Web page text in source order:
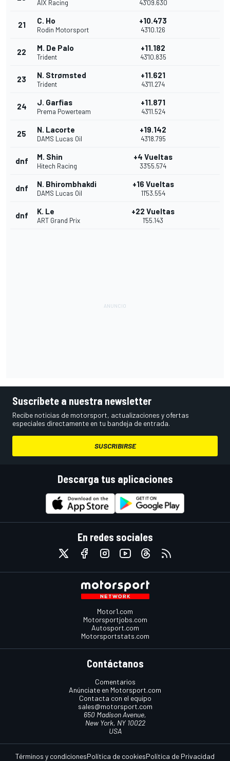
AIX Racing 43'09.630
21 C. Ho
Rodin Motorsport
+10.473
43'10.126
22 M. De Palo
Trident
+11.182
43'10.835
23 N. Strømsted
Trident
+11.621
43'11.274
24 J. Garfias
Prema Powerteam
+11.871
43'11.524
25 N. Lacorte
DAMS Lucas Oil
+19.142
43'18.795
dnf M. Shin
Hitech Racing
+4 Vueltas
33'55.574
dnf N. Bhirombhakdi
DAMS Lucas Oil
+16 Vueltas
11'53.554
dnf K. Le
ART Grand Prix
+22 Vueltas
1'55.143
Suscríbete a nuestra newsletter
Recibe noticias de motorsport, actualizaciones y ofertas
especiales directamente en tu bandeja de entrada.
SUSCRIBIRSE
Descarga tus aplicaciones
En redes sociales
Motor1.com
Motorsportjobs.com
Autosport.com
Motorsportstats.com
Contáctanos
Comentarios
Anúnciate en Motorsport.com
Contacta con el equipo
sales@motorsport.com
650 Madison Avenue,
New York, NY 10022
USA
Términos y condicionesPolítica de cookiesPolítica de Privacidad